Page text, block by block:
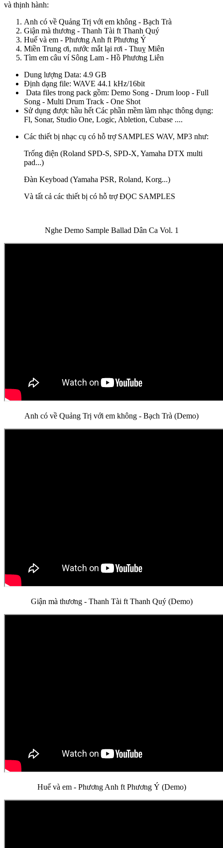
và thịnh hành:
Anh có về Quảng Trị với em không - Bạch Trà
Giận mà thương - Thanh Tài ft Thanh Quý
Huế và em - Phương Anh ft Phương Ý
Miền Trung ơi, nước mắt lại rơi - Thuỵ Miên
Tìm em câu ví Sông Lam - Hồ Phương Liên
Dung lượng Data: 4.9 GB
Định dạng file: WAVE 44.1 kHz/16bit
Data files trong pack gồm: Demo Song - Drum loop - Full
Song - Multi Drum Track - One Shot
Sử dụng được hầu hết Các phần mềm làm nhạc thông dụng:
Fl, Sonar, Studio One, Logic, Abletion, Cubase ....
Các thiết bị nhạc cụ có hỗ trợ SAMPLES WAV, MP3 như:
Trống điện (Roland SPD-S, SPD-X, Yamaha DTX multi
pad...)
Đàn Keyboad (Yamaha PSR, Roland, Korg...)
Và tất cả các thiết bị có hỗ trợ ĐỌC SAMPLES
Nghe Demo Sample Ballad Dân Ca Vol. 1
Anh có về Quảng Trị với em không - Bạch Trà (Demo)
Giận mà thương - Thanh Tài ft Thanh Quý (Demo)
Huế và em - Phương Anh ft Phương Ý (Demo)